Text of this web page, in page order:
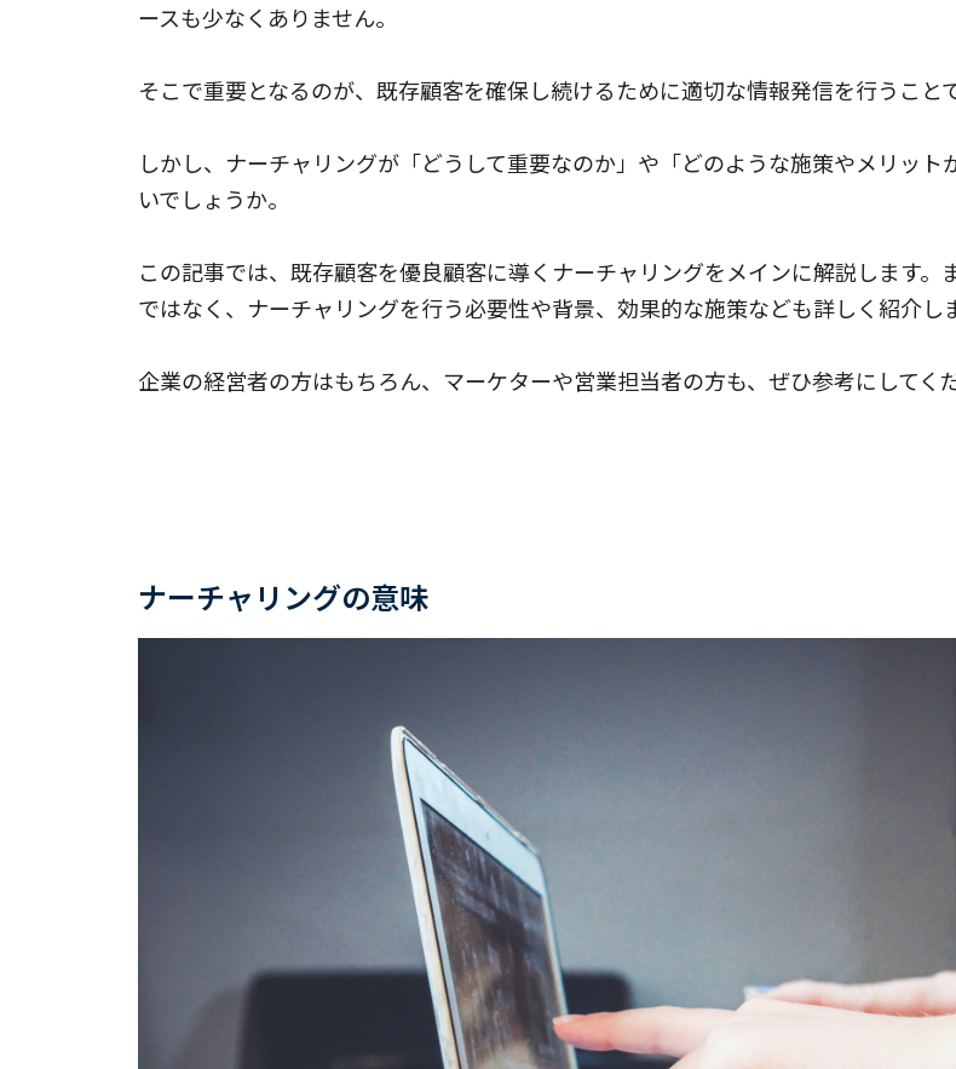
ースも少なくありません。
そこで重要となるのが、既存顧客を確保し続けるために適切な情報発信を行うこと
しかし、ナーチャリングが「どうして重要なのか」や「どのような施策やメリッ
いでしょうか。
この記事では、既存顧客を優良顧客に導くナーチャリングをメインに解説します
ではなく、ナーチャリングを行う必要性や背景、効果的な施策なども詳しく紹介し
企業の経営者の方はもちろん、マーケターや営業担当者の方も、ぜひ参考にしてく
ナーチャリングの意味